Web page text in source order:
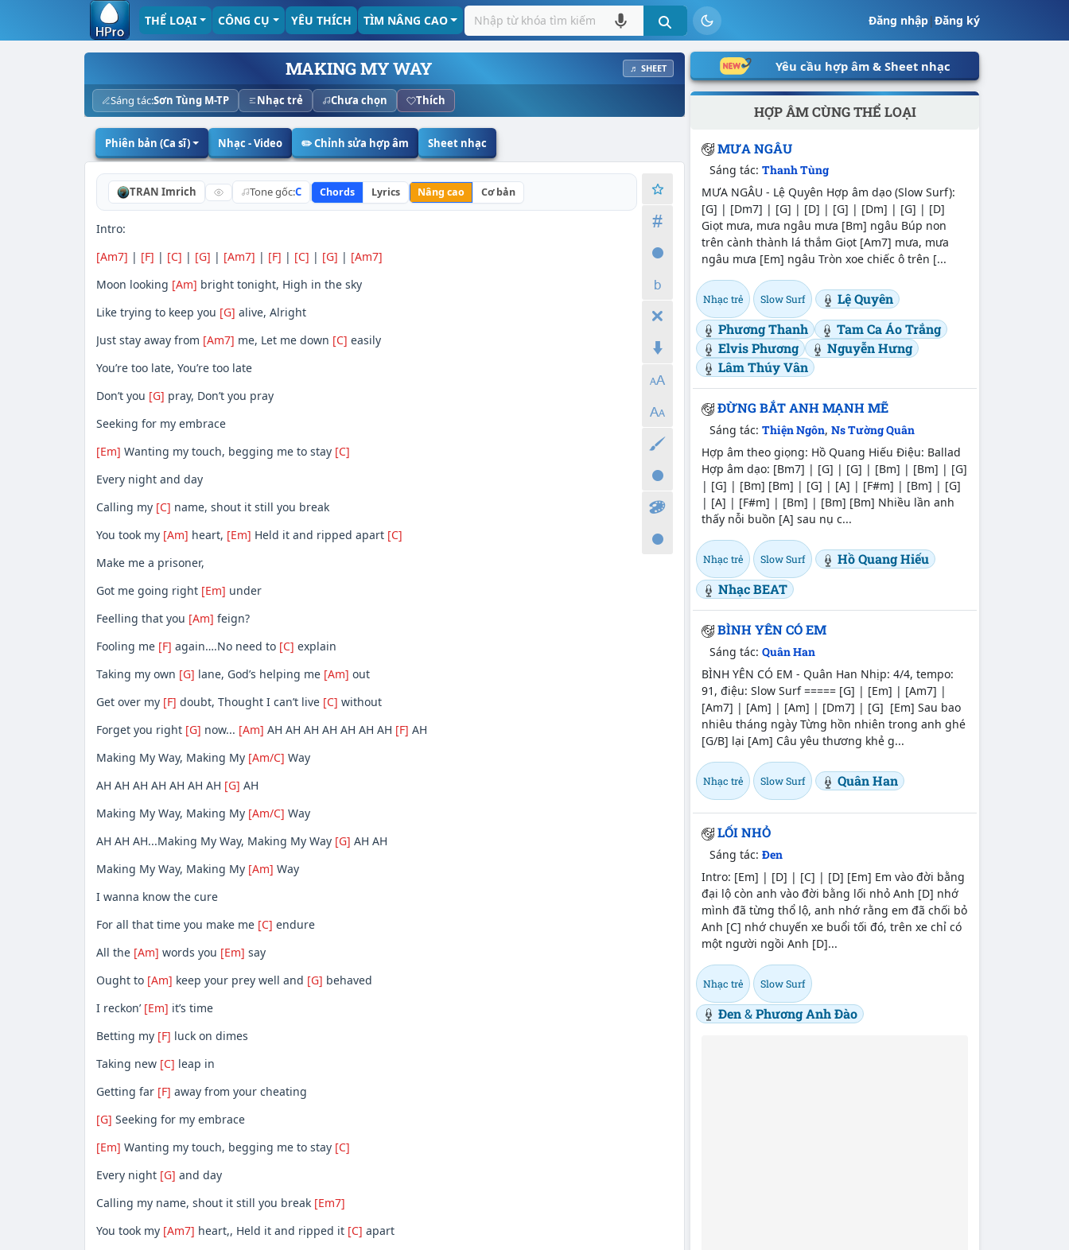
Đăng nhập|Đăng ký
THỂ LOẠI CÔNG CỤ YÊU THÍCH TÌM NÂNG CAO
MAKING MY WAY ♬ SHEET
Sáng tác:Sơn Tùng M-TP Nhạc trẻ Chưa chọn Thích
Phiên bản (Ca sĩ) Nhạc - Video ✏️ Chỉnh sửa hợp âm Sheet nhạc
TRAN Imrich Tone gốc:C Chords Lyrics Nâng cao Cơ bản
Intro:
[Am7] | [F] | [C] | [G] | [Am7] | [F] | [C] | [G] | [Am7]
Moon looking [Am] bright tonight, High in the sky
Like trying to keep you [G] alive, Alright
Just stay away from [Am7] me, Let me down [C] easily
You’re too late, You’re too late
Don’t you [G] pray, Don’t you pray
Seeking for my embrace
[Em] Wanting my touch, begging me to stay [C]
Every night and day
Calling my [C] name, shout it still you break
You took my [Am] heart, [Em] Held it and ripped apart [C]
Make me a prisoner,
Got me going right [Em] under
Feelling that you [Am] feign?
Fooling me [F] again….No need to [C] explain
Taking my own [G] lane, God’s helping me [Am] out
Get over my [F] doubt, Thought I can’t live [C] without
Forget you right [G] now... [Am] AH AH AH AH AH AH AH [F] AH
Making My Way, Making My [Am/C] Way
AH AH AH AH AH AH AH [G] AH
Making My Way, Making My [Am/C] Way
AH AH AH...Making My Way, Making My Way [G] AH AH
Making My Way, Making My [Am] Way
I wanna know the cure
For all that time you make me [C] endure
All the [Am] words you [Em] say
Ought to [Am] keep your prey well and [G] behaved
I reckon’ [Em] it’s time
Betting my [F] luck on dimes
Taking new [C] leap in
Getting far [F] away from your cheating
[G] Seeking for my embrace
[Em] Wanting my touch, begging me to stay [C]
Every night [G] and day
Calling my name, shout it still you break [Em7]
You took my [Am7] heart,, Held it and ripped it [C] apart
Yêu cầu hợp âm & Sheet nhạc
HỢP ÂM CÙNG THỂ LOẠI
MƯA NGÂU
Sáng tác:Thanh Tùng
MƯA NGÂU - Lệ Quyên Hợp âm dạo (Slow Surf):
[G] | [Dm7] | [G] | [D] | [G] | [Dm] | [G] | [D]
Giọt mưa, mưa ngâu mưa [Bm] ngâu Búp non
trên cành thành lá thắm Giọt [Am7] mưa, mưa
ngâu mưa [Em] ngâu Tròn xoe chiếc ô trên [...
Nhạc trẻ Slow Surf
Lệ Quyên
Phương Thanh
Tam Ca Áo Trắng
Elvis Phương
Nguyễn Hưng
Lâm Thúy Vân
ĐỪNG BẮT ANH MẠNH MẼ
Sáng tác:Thiện Ngôn,Ns Tường Quân
Hợp âm theo giọng: Hồ Quang Hiếu Điệu: Ballad
Hợp âm dạo: [Bm7] | [G] | [G] | [Bm] | [Bm] | [G]
| [G] | [Bm] [Bm] | [G] | [A] | [F#m] | [Bm] | [G]
| [A] | [F#m] | [Bm] | [Bm] [Bm] Nhiều lần anh
thấy nỗi buồn [A] sau nụ c...
Nhạc trẻ Slow Surf
Hồ Quang Hiếu
Nhạc BEAT
BÌNH YÊN CÓ EM
Sáng tác:Quân Han
BÌNH YÊN CÓ EM - Quân Han Nhịp: 4/4, tempo:
91, điệu: Slow Surf ===== [G] | [Em] | [Am7] |
[Am7] | [Am] | [Am] | [Dm7] | [G] [Em] Sau bao
nhiêu tháng ngày Từng hồn nhiên trong anh ghé
[G/B] lại [Am] Câu yêu thương khẻ g...
Nhạc trẻ Slow Surf Quân Han
LỐI NHỎ
Sáng tác:Đen
Intro: [Em] | [D] | [C] | [D] [Em] Em vào đời bằng
đại lộ còn anh vào đời bằng lối nhỏ Anh [D] nhớ
mình đã từng thổ lộ, anh nhớ rằng em đã chối bỏ
Anh [C] nhớ chuyến xe buổi tối đó, trên xe chỉ có
một người ngồi Anh [D]...
Nhạc trẻ Slow Surf
Đen&Phương Anh Đào